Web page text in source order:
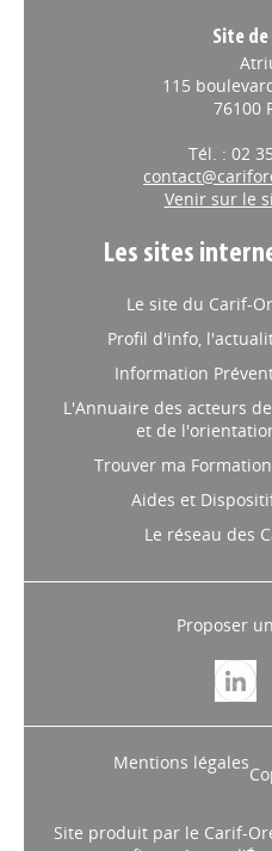
Site de
115
76100
Tél. : 02
Venir sur le
Les sites
Le site du Carif-
Profil d'info,
Information
L'Annuaire des acteurs
et de
Trouver ma
Aides et
Le réseau des
Proposer
Mentions légales
Site produit par le Carif-